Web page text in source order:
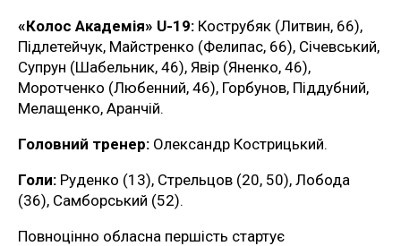
«Колос Академія» U-19: Кострубяк (Литвин, 66),
Підлетейчук, Майстренко (Фелипас, 66), Січевський,
Супрун (Шабельник, 46), Явір (Яненко, 46),
Моротченко (Любенний, 46), Горбунов, Піддубний,
Мелащенко, Аранчій.
Головний тренер: Олександр Кострицький.
Голи: Руденко (13), Стрельцов (20, 50), Лобода
(36), Самборський (52).
Повноцінно обласна першість стартує